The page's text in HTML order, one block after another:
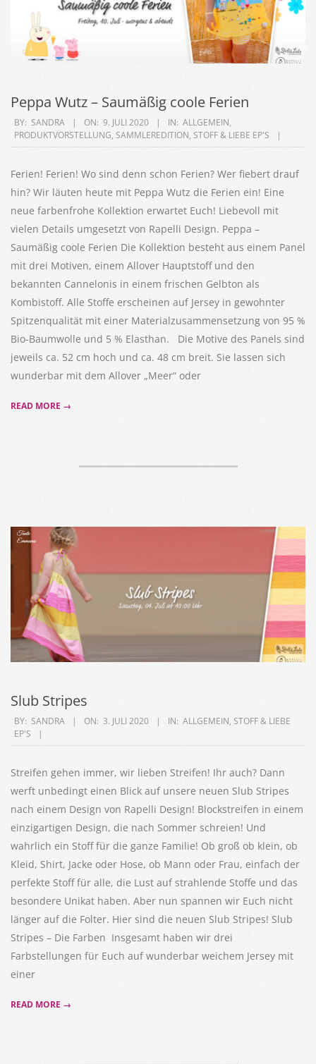
Peppa Wutz – Saumäßig coole Ferien
2020-
07-
BY: SANDRA ON: 9. JULI 2020 IN: ALLGEMEIN,
PRODUKTVORSTELLUNG, SAMMLEREDITION, STOFF & LIEBE EP'S
Ferien! Ferien! Wo sind denn schon Ferien? Wer fiebert drauf
hin? Wir läuten heute mit Peppa Wutz die Ferien ein! Eine
neue farbenfrohe Kollektion erwartet Euch! Liebevoll mit
vielen Details umgesetzt von Rapelli Design. Peppa –
Saumäßig coole Ferien Die Kollektion besteht aus einem Panel
mit drei Motiven, einem Allover Hauptstoff und den
bekannten Cannelonis in einem frischen Gelbton als
Kombistoff. Alle Stoffe erscheinen auf Jersey in gewohnter
Spitzenqualität mit einer Materialzusammensetzung von 95 %
Bio-Baumwolle und 5 % Elasthan. Die Motive des Panels sind
jeweils ca. 52 cm hoch und ca. 48 cm breit. Sie lassen sich
wunderbar mit dem Allover „Meer“ oder
READ MORE →
Slub Stripes
2020-
07-
BY: SANDRA ON: 3. JULI 2020 IN: ALLGEMEIN, STOFF & LIEBE
EP'S
Streifen gehen immer, wir lieben Streifen! Ihr auch? Dann
werft unbedingt einen Blick auf unsere neuen Slub Stripes
nach einem Design von Rapelli Design! Blockstreifen in einem
einzigartigen Design, die nach Sommer schreien! Und
wahrlich ein Stoff für die ganze Familie! Ob groß ob klein, ob
Kleid, Shirt, Jacke oder Hose, ob Mann oder Frau, einfach der
perfekte Stoff für alle, die Lust auf strahlende Stoffe und das
besondere Unikat haben. Aber nun spannen wir Euch nicht
länger auf die Folter. Hier sind die neuen Slub Stripes! Slub
Stripes – Die Farben Insgesamt haben wir drei
Farbstellungen für Euch auf wunderbar weichem Jersey mit
einer
READ MORE →